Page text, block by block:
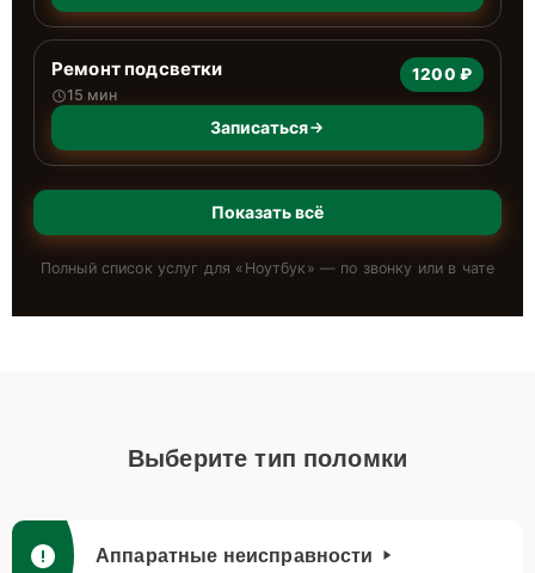
Ремонт подсветки
15 мин
1200 ₽
Записаться
Показать всё
Полный список услуг для « Ноутбук » — по звонку или в чате
Выберите тип поломки
Аппаратные неисправности